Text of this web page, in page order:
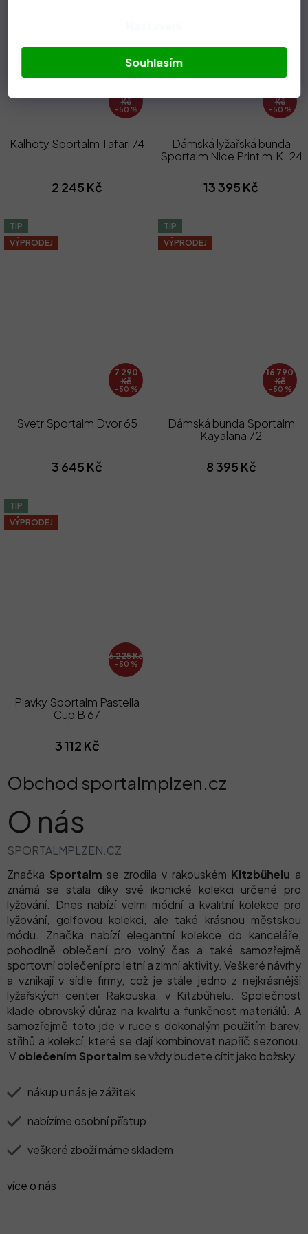
Souhlasím
Kč
–50 %
Kalhoty Sportalm Tafari 74
2 245 Kč
Kč
–50 %
Dámská lyžařská bunda
Sportalm Nice Print m.K. 24
13 395 Kč
TIP
VÝPRODEJ
7 290
Kč
–50 %
Svetr Sportalm Dvor 65
3 645 Kč
TIP
VÝPRODEJ
16 790
Kč
–50 %
Dámská bunda Sportalm
Kayalana 72
8 395 Kč
TIP
VÝPRODEJ
6 225 Kč
–50 %
Plavky Sportalm Pastella
Cup B 67
3 112 Kč
Obchod sportalmplzen.cz
O nás
SPORTALMPLZEN.CZ
Značka Sportalm se zrodila v rakouském Kitzbűhelu a
známá se stala díky své ikonické kolekci určené pro
lyžování. Dnes nabízí velmi módní a kvalitní kolekce pro
lyžování, golfovou kolekci, ale také krásnou městskou
módu. Značka nabízí elegantní kolekce do kanceláře,
pohodlně oblečení pro volný čas a také samozřejmě
sportovní oblečení pro letní a zimní aktivity. Veškeré návrhy
a vznikají v sídle firmy, což je stále jedno z nejkrásnější
lyžařských center Rakouska, v Kitzbűhelu. Společnost
klade obrovský důraz na kvalitu a funkčnost materiálů. A
samozřejmě toto jde v ruce s dokonalým použitím barev,
střihů a kolekcí, které se dají kombinovat napříč sezonou.
Voblečením Sportalmse vždy budete cítit jako božsky.
nákup u nás je zážitek
nabízíme osobní přístup
veškeré zboží máme skladem
více o nás